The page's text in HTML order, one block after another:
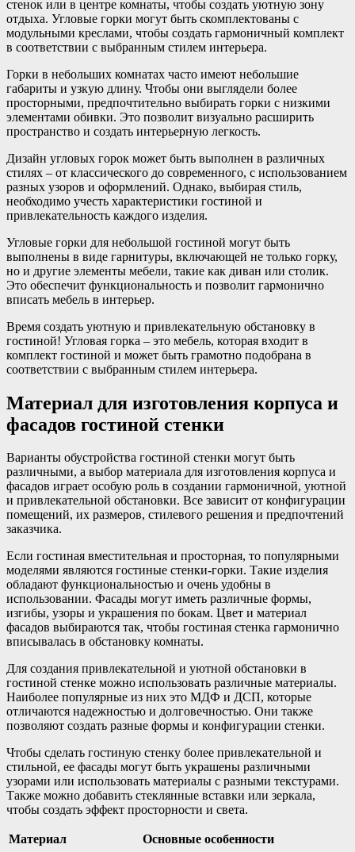
стенок или в центре комнаты, чтобы создать уютную зону
отдыха. Угловые горки могут быть скомплектованы с
модульными креслами, чтобы создать гармоничный комплект
в соответствии с выбранным стилем интерьера.
Горки в небольших комнатах часто имеют небольшие
габариты и узкую длину. Чтобы они выглядели более
просторными, предпочтительно выбирать горки с низкими
элементами обивки. Это позволит визуально расширить
пространство и создать интерьерную легкость.
Дизайн угловых горок может быть выполнен в различных
стилях – от классического до современного, с использованием
разных узоров и оформлений. Однако, выбирая стиль,
необходимо учесть характеристики гостиной и
привлекательность каждого изделия.
Угловые горки для небольшой гостиной могут быть
выполнены в виде гарнитуры, включающей не только горку,
но и другие элементы мебели, такие как диван или столик.
Это обеспечит функциональность и позволит гармонично
вписать мебель в интерьер.
Время создать уютную и привлекательную обстановку в
гостиной! Угловая горка – это мебель, которая входит в
комплект гостиной и может быть грамотно подобрана в
соответствии с выбранным стилем интерьера.
Материал для изготовления корпуса и
фасадов гостиной стенки
Варианты обустройства гостиной стенки могут быть
различными, а выбор материала для изготовления корпуса и
фасадов играет особую роль в создании гармоничной, уютной
и привлекательной обстановки. Все зависит от конфигурации
помещений, их размеров, стилевого решения и предпочтений
заказчика.
Если гостиная вместительная и просторная, то популярными
моделями являются гостиные стенки-горки. Такие изделия
обладают функциональностью и очень удобны в
использовании. Фасады могут иметь различные формы,
изгибы, узоры и украшения по бокам. Цвет и материал
фасадов выбираются так, чтобы гостиная стенка гармонично
вписывалась в обстановку комнаты.
Для создания привлекательной и уютной обстановки в
гостиной стенке можно использовать различные материалы.
Наиболее популярные из них это МДФ и ДСП, которые
отличаются надежностью и долговечностью. Они также
позволяют создать разные формы и конфигурации стенки.
Чтобы сделать гостиную стенку более привлекательной и
стильной, ее фасады могут быть украшены различными
узорами или использовать материалы с разными текстурами.
Также можно добавить стеклянные вставки или зеркала,
чтобы создать эффект просторности и света.
Материал
Основные особенности